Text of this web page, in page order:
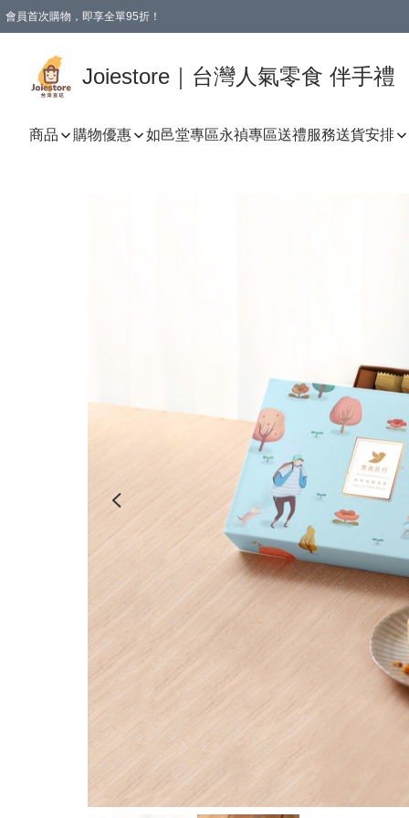
會員首次購物，即享全單95折！
Joiestore｜台灣人氣零食 伴手禮
商品 購物優惠 如邑堂專區永禎專區送禮服務送貨安排